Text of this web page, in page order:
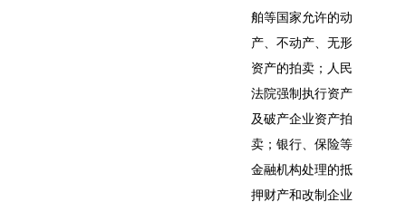
舶等国家允许的动
产、不动产、无形
资产的拍卖；人民
法院强制执行资产
及破产企业资产拍
卖；银行、保险等
金融机构处理的抵
押财产和改制企业